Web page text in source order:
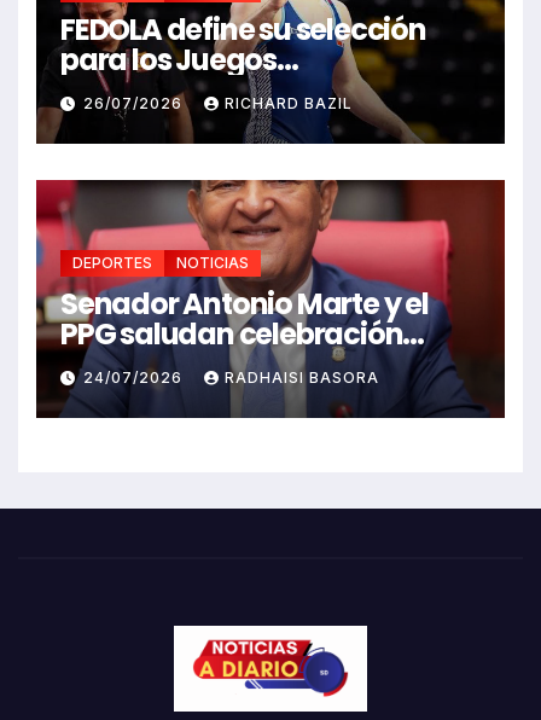
FEDOLA define su selección
para los Juegos
Centroamericanos y del
Caribe Santo Domingo 2026
26/07/2026 RICHARD BAZIL
DEPORTES NOTICIAS
Senador Antonio Marte y el
PPG saludan celebración
Juegos Centroamericanos
24/07/2026 RADHAISI BASORA